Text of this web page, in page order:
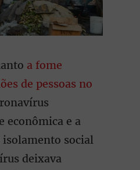
a fome
de pessoas no
econômica e a
isolamento social
deixava